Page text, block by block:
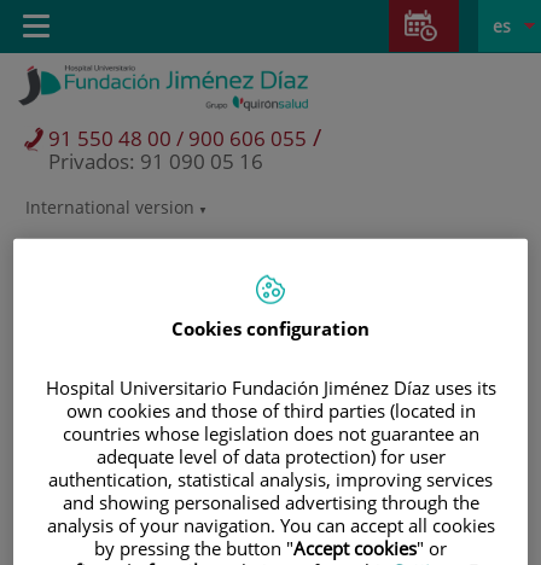
Saltar al contenido
Saltar
contenido
Selector
de
activo
es
International version
91 550 48 00 / 900 606 055 /
Privados: 91 090 05 16
Toggle
navigation
Pacientes y visitantes
Cookies configuration
Hospital Universitario Fundación Jiménez Díaz uses its
own cookies and those of third parties (located in
countries whose legislation does not guarantee an
adequate level of data protection) for user
authentication, statistical analysis, improving services
and showing personalised advertising through the
analysis of your navigation. You can accept all cookies
by pressing the button "Accept cookies" or